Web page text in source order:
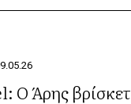
Ο Άρης